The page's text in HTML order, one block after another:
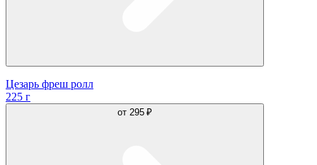
Цезарь фреш ролл
225 г
от 295 ₽